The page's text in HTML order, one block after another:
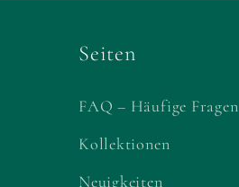
Seiten
FAQ – Häufige Fragen
Kollektionen
Neuigkeiten